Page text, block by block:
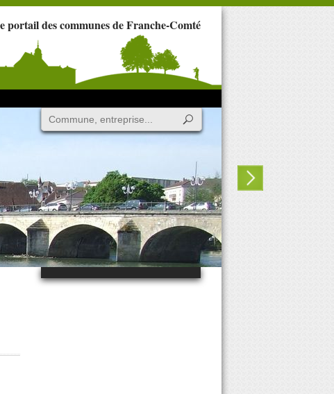
portail des communes de Franche-Comté